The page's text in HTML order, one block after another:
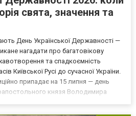
свята, значення та
День Української Державності —
нагадати про багатовікову
та спадкоємність
Київської Русі до сучасної України.
припадає на 15 липня — день
князя Володимира